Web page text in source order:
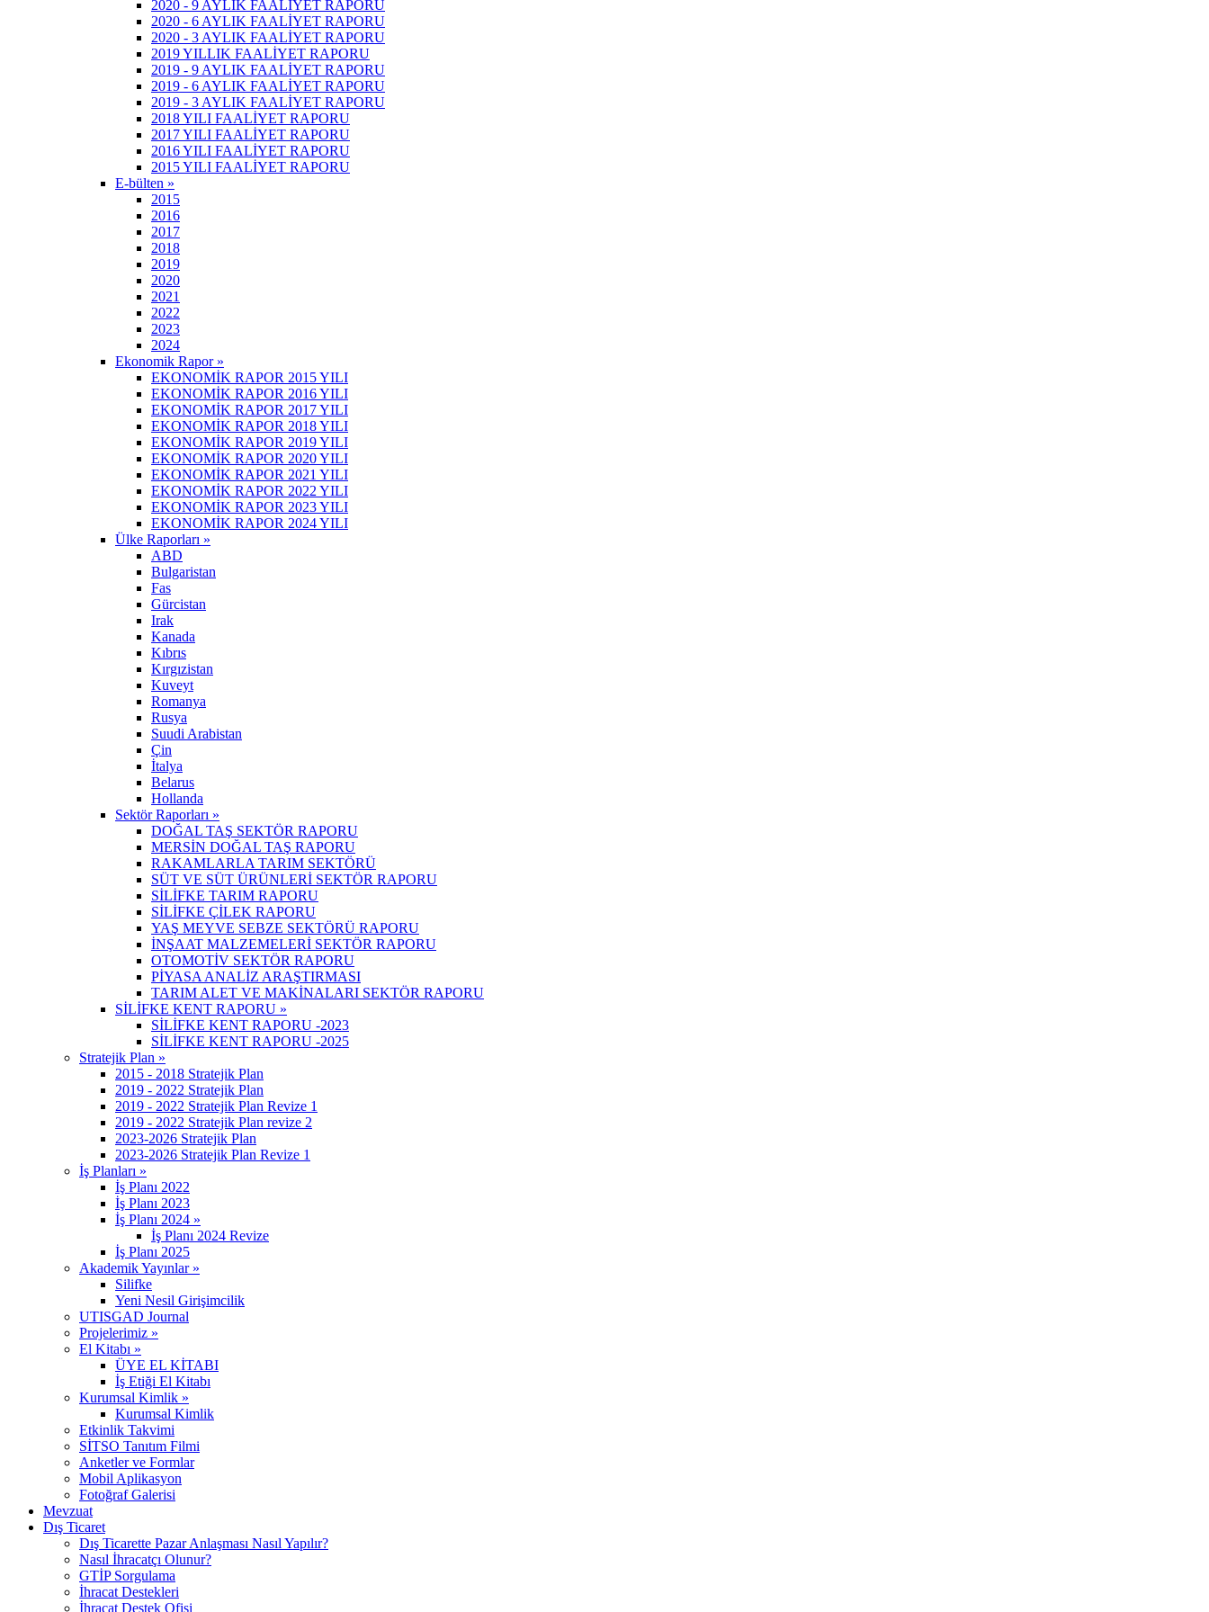
2020 - 9 AYLIK FAALİYET RAPORU
2020 - 6 AYLIK FAALİYET RAPORU
2020 - 3 AYLIK FAALİYET RAPORU
2019 YILLIK FAALİYET RAPORU
2019 - 9 AYLIK FAALİYET RAPORU
2019 - 6 AYLIK FAALİYET RAPORU
2019 - 3 AYLIK FAALİYET RAPORU
2018 YILI FAALİYET RAPORU
2017 YILI FAALİYET RAPORU
2016 YILI FAALİYET RAPORU
2015 YILI FAALİYET RAPORU
E-bülten »
2015
2016
2017
2018
2019
2020
2021
2022
2023
2024
Ekonomik Rapor »
EKONOMİK RAPOR 2015 YILI
EKONOMİK RAPOR 2016 YILI
EKONOMİK RAPOR 2017 YILI
EKONOMİK RAPOR 2018 YILI
EKONOMİK RAPOR 2019 YILI
EKONOMİK RAPOR 2020 YILI
EKONOMİK RAPOR 2021 YILI
EKONOMİK RAPOR 2022 YILI
EKONOMİK RAPOR 2023 YILI
EKONOMİK RAPOR 2024 YILI
Ülke Raporları »
ABD
Bulgaristan
Fas
Gürcistan
Irak
Kanada
Kıbrıs
Kırgızistan
Kuveyt
Romanya
Rusya
Suudi Arabistan
Çin
İtalya
Belarus
Hollanda
Sektör Raporları »
DOĞAL TAŞ SEKTÖR RAPORU
MERSİN DOĞAL TAŞ RAPORU
RAKAMLARLA TARIM SEKTÖRÜ
SÜT VE SÜT ÜRÜNLERİ SEKTÖR RAPORU
SİLİFKE TARIM RAPORU
SİLİFKE ÇİLEK RAPORU
YAŞ MEYVE SEBZE SEKTÖRÜ RAPORU
İNŞAAT MALZEMELERİ SEKTÖR RAPORU
OTOMOTİV SEKTÖR RAPORU
PİYASA ANALİZ ARAŞTIRMASI
TARIM ALET VE MAKİNALARI SEKTÖR RAPORU
SİLİFKE KENT RAPORU »
SİLİFKE KENT RAPORU -2023
SİLİFKE KENT RAPORU -2025
Stratejik Plan »
2015 - 2018 Stratejik Plan
2019 - 2022 Stratejik Plan
2019 - 2022 Stratejik Plan Revize 1
2019 - 2022 Stratejik Plan revize 2
2023-2026 Stratejik Plan
2023-2026 Stratejik Plan Revize 1
İş Planları »
İş Planı 2022
İş Planı 2023
İş Planı 2024 »
İş Planı 2024 Revize
İş Planı 2025
Akademik Yayınlar »
Silifke
Yeni Nesil Girişimcilik
UTISGAD Journal
Projelerimiz »
El Kitabı »
ÜYE EL KİTABI
İş Etiği El Kitabı
Kurumsal Kimlik »
Kurumsal Kimlik
Etkinlik Takvimi
SİTSO Tanıtım Filmi
Anketler ve Formlar
Mobil Aplikasyon
Fotoğraf Galerisi
Mevzuat
Dış Ticaret
Dış Ticarette Pazar Anlaşması Nasıl Yapılır?
Nasıl İhracatçı Olunur?
GTİP Sorgulama
İhracat Destekleri
İhracat Destek Ofisi